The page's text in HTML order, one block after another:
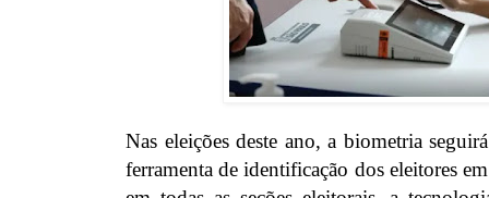
Nas eleições deste ano, a biometria
ferramenta de identificação dos eleitores